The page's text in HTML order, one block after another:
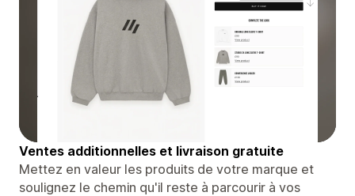
Ventes additionnelles et livraison gratuite
Mettez en valeur les produits de votre marque et
soulignez le chemin qu'il reste à parcourir à vos